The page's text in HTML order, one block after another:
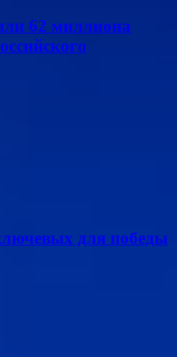
62 миллиона
для победы